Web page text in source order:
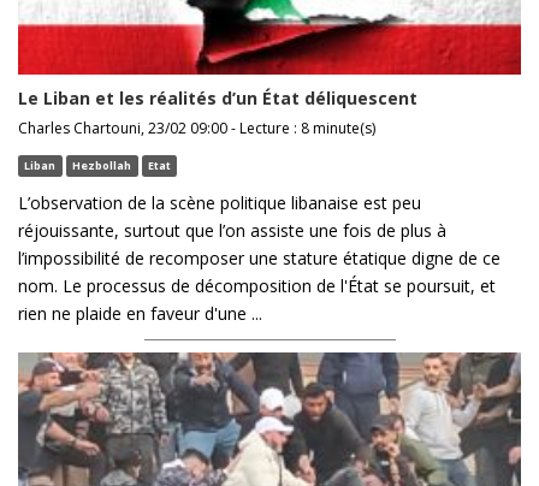
Le Liban et les réalités d’un État déliquescent
Charles Chartouni, 23/02 09:00 - Lecture : 8 minute(s)
Liban Hezbollah Etat
L’observation de la scène politique libanaise est peu
réjouissante, surtout que l’on assiste une fois de plus à
l’impossibilité de recomposer une stature étatique digne de ce
nom. Le processus de décomposition de l'État se poursuit, et
rien ne plaide en faveur d'une ...